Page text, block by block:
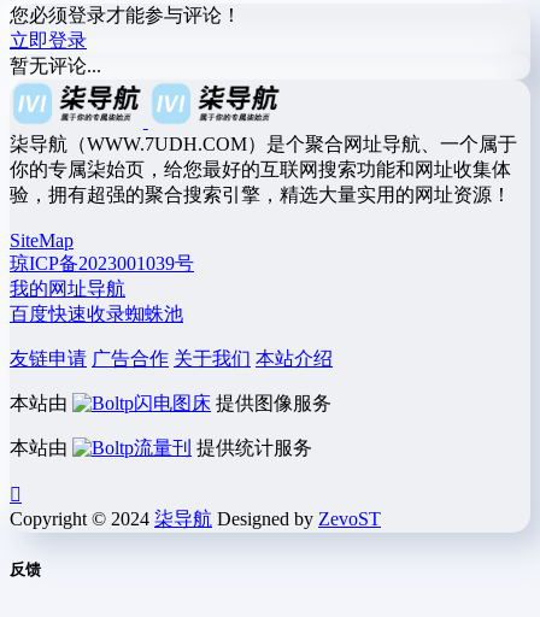
您必须登录才能参与评论！
立即登录
暂无评论...
柒导航（WWW.7UDH.COM）是个聚合网址导航、一个属于
你的专属柒始页，给您最好的互联网搜索功能和网址收集体
验，拥有超强的聚合搜索引擎，精选大量实用的网址资源！
SiteMap
琼ICP备2023001039号
我的网址导航
百度快速收录蜘蛛池
友链申请 广告合作 关于我们 本站介绍
本站由 闪电图床 提供图像服务
本站由 流量刊 提供统计服务
Copyright © 2024 柒导航 Designed by ZevoST
反馈